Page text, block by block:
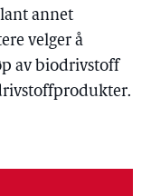
annet
velger å
av biodrivstoff